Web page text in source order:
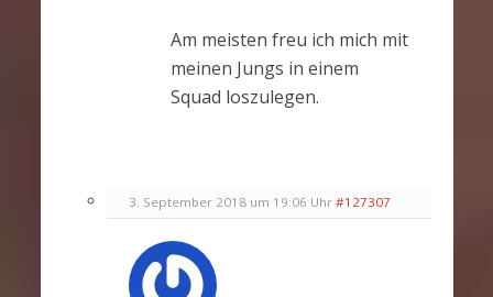
Am meisten freu ich mich mit
meinen Jungs in einem
Squad loszulegen.
3. September 2018 um 19:06 Uhr #127307